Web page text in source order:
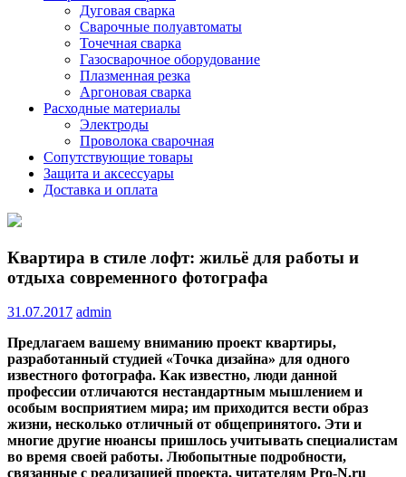
Дуговая сварка
Сварочные полуавтоматы
Точечная сварка
Газосварочное оборудование
Плазменная резка
Аргоновая сварка
Расходные материалы
Электроды
Проволока сварочная
Сопутствующие товары
Защита и аксессуары
Доставка и оплата
Квартира в стиле лофт: жильё для работы и
отдыха современного фотографа
31.07.2017 admin
Предлагаем вашему вниманию проект квартиры,
разработанный студией «Точка дизайна» для одного
известного фотографа. Как известно, люди данной
профессии отличаются нестандартным мышлением и
особым восприятием мира; им приходится вести образ
жизни, несколько отличный от общепринятого. Эти и
многие другие нюансы пришлось учитывать специалистам
во время своей работы. Любопытные подробности,
связанные с реализацией проекта, читателям Pro-N.ru